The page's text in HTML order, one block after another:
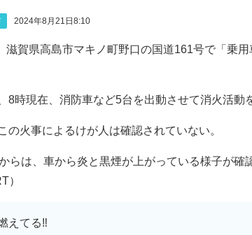
2024年8月21日8:10
滋賀県高島市マキノ町野口の国道161号で「乗
8時現在、消防車など5台を出動させて消火活動
の火事によるけが人は確認されていない。
らは、車から炎と黒煙が上がっている様子が確
）
えてる‼️